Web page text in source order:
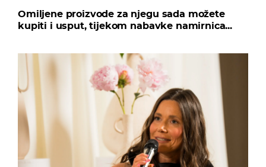
Omiljene proizvode za njegu sada možete
kupiti i usput, tijekom nabavke namirnica...